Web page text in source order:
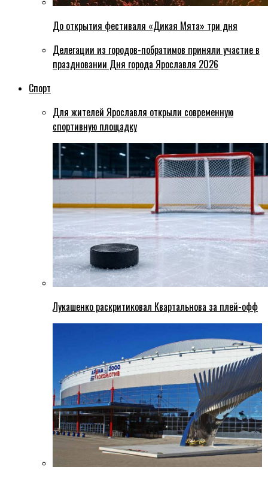
До открытия фестиваля «Дикая Мята» три дня
Делегации из городов-побратимов приняли участие в
праздновании Дня города Ярославля 2026
Спорт
Для жителей Ярославля открыли современную
спортивную площадку
Лукашенко раскритиковал Квартальнова за плей-офф